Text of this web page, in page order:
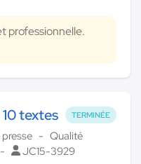
professionnelle.
TERMINÉE
textes
Qualité
JC15-3929